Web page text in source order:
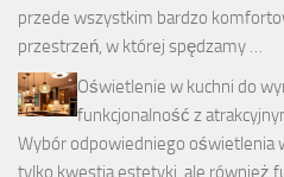
przede wszystkim bardzo
przestrzeń, w której spędzamy …
Oświetlenie w kuchni do
funkcjonalność z
Wybór odpowiedniego oświetlenia
tylko kwestia estetyki, ale również